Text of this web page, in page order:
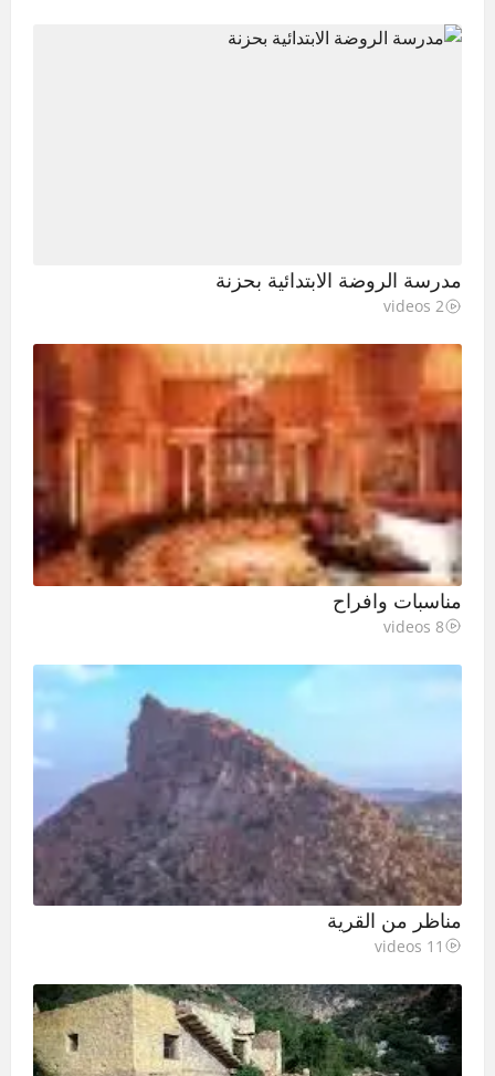
مدرسة الروضة الابتدائية بحزنة
2 videos
مناسبات وافراح
8 videos
مناظر من القرية
11 videos